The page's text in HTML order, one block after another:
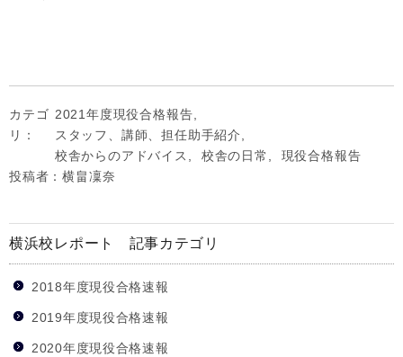
カテゴ
リ：
2021年度現役合格報告
スタッフ、講師、担任助手紹介
校舎からのアドバイス
校舎の日常
現役合格報告
投稿者：横畠凜奈
横浜校レポート 記事カテゴリ
2018年度現役合格速報
2019年度現役合格速報
2020年度現役合格速報